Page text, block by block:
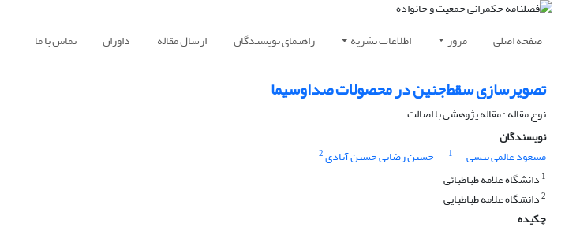
صفحه اصلی مرور اطلاعات نشریه راهنمای نویسندگان ارسال مقاله داوران تماس با ما
تصویرسازی سقط‌جنین در محصولات صداوسیما
نوع مقاله : مقاله پژوهشی با اصالت
نویسندگان
مسعود عالمی نیسی
1 حسین رضایی حسین آبادی2
1 دانشگاه علامه طباطبائی
2دانشگاه علامه طباطبایی
چکیده